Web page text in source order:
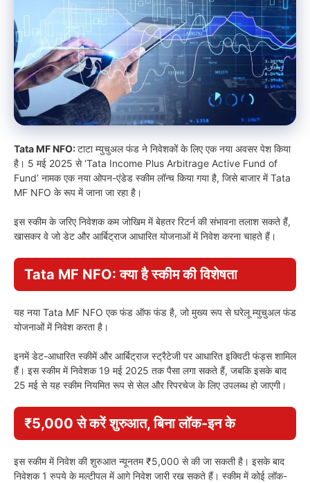
Tata MF NFO:टाटा म्युचुअल फंड ने निवेशकों के लिए एक नया अवसर पेश किया
है। 5 मई 2025 से ‘Tata Income Plus Arbitrage Active Fund of
Fund’ नामक एक नया ओपन-एंडेड स्कीम लॉन्च किया गया है, जिसे बाजार में Tata
MF NFO के रूप में जाना जा रहा है।
इस स्कीम के जरिए निवेशक कम जोखिम में बेहतर रिटर्न की संभावना तलाश सकते हैं,
खासकर वे जो डेट और आर्बिट्राज आधारित योजनाओं में निवेश करना चाहते हैं।
Tata MF NFO: क्या है स्कीम की विशेषता
यह नया Tata MF NFO एक फंड ऑफ फंड है, जो मुख्य रूप से घरेलू म्युचुअल फंड
योजनाओं में निवेश करता है।
इनमें डेट-आधारित स्कीमें और आर्बिट्राज स्ट्रैटेजी पर आधारित इक्विटी फंड्स शामिल
हैं। इस स्कीम में निवेशक 19 मई 2025 तक पैसा लगा सकते हैं, जबकि इसके बाद
25 मई से यह स्कीम नियमित रूप से सेल और रिपरचेज के लिए उपलब्ध हो जाएगी।
₹5,000 से करें शुरुआत, बिना लॉक-इन के
इस स्कीम में निवेश की शुरुआत न्यूनतम ₹5,000 से की जा सकती है। इसके बाद
निवेशक 1 रुपये के मल्टीपल में आगे निवेश जारी रख सकते हैं। स्कीम में कोई लॉक-